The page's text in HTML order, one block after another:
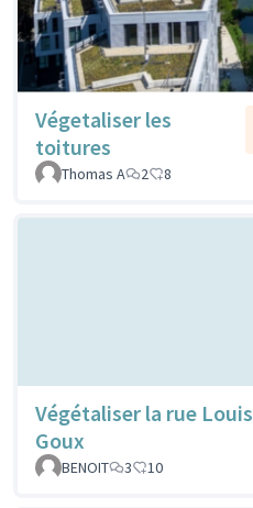
Végetaliser les
toitures
Thomas A
2 8
Végétaliser la rue Louis
Goux
BENOIT
3 10